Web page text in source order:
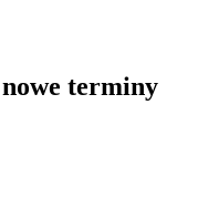
terminy